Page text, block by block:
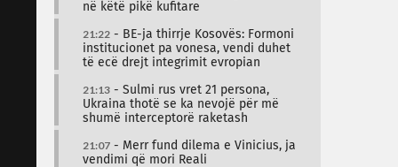
në këtë pikë kufitare
21:22 - BE-ja thirrje Kosovës: Formoni
institucionet pa vonesa, vendi duhet
të ecë drejt integrimit evropian
21:13 - Sulmi rus vret 21 persona,
Ukraina thotë se ka nevojë për më
shumë interceptorë raketash
21:07 - Merr fund dilema e Vinicius, ja
vendimi që mori Reali